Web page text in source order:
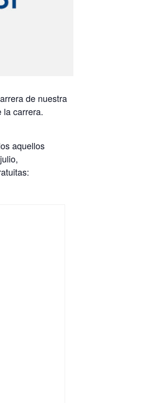
de nuestra
la carrera.
aquellos